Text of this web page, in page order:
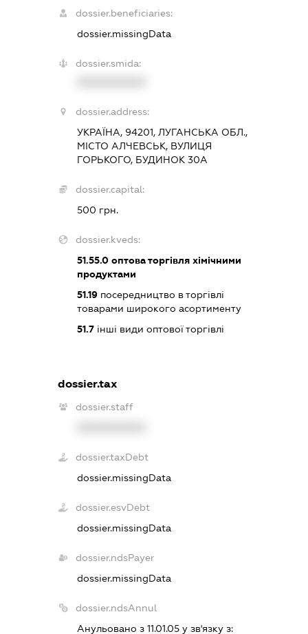
dossier.beneficiaries:
dossier.missingData
dossier.smida:
dossier.address:
УКРАЇНА, 94201, ЛУГАНСЬКА ОБЛ.,
МІСТО АЛЧЕВСЬК, ВУЛИЦЯ
ГОРЬКОГО, БУДИНОК 30А
dossier.capital:
500 грн.
dossier.kveds:
51.55.0оптова торгівля хімічними
продуктами
51.19посередництво в торгівлі
товарами широкого асортименту
51.7інші види оптової торгівлі
dossier.tax
dossier.staff
dossier.taxDebt
dossier.missingData
dossier.esvDebt
dossier.missingData
dossier.ndsPayer
dossier.missingData
dossier.ndsAnnul
Анульовано з 11.01.05 у зв'язку з: